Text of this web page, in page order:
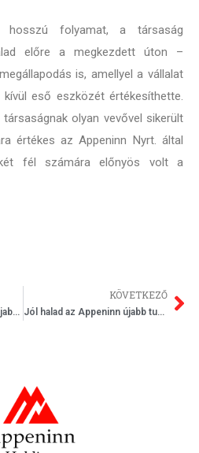
folyamat, a társaság
előre a megkezdett úton –
is, amellyel a vállalat
eső eszközét értékesíthette.
olyan vevővel sikerült
értékes az Appeninn Nyrt. által
fél számára előnyös volt a
Balaton, Tokaj, Visegrád – újabb turisztikai fejlesztésekbe kezd az Appeninn
KÖVETKEZŐ
Jól halad az Appeninn újabb turisztikai fejlesztése – már épül a BalaLand Hotel és élménypark Szántódon